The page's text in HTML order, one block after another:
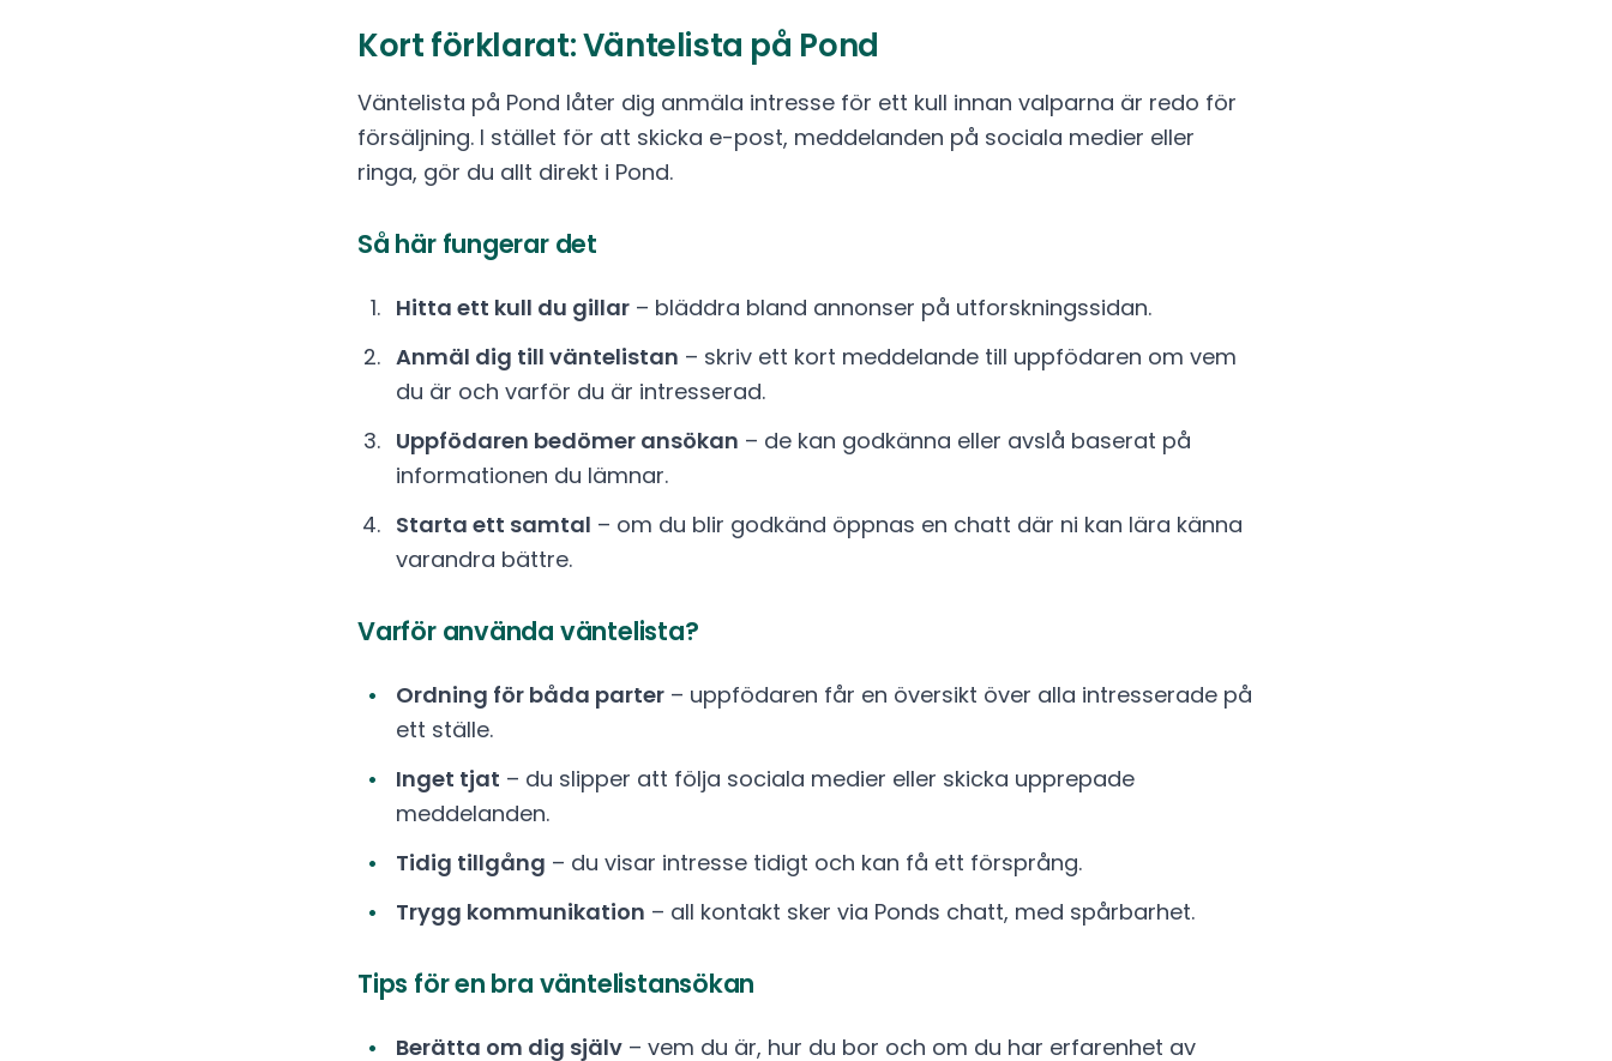
Kort förklarat: Väntelista på Pond
Väntelista på Pond låter dig anmäla intresse för ett kull innan valparna är redo för
försäljning. I stället för att skicka e-post, meddelanden på sociala medier eller
ringa, gör du allt direkt i Pond.
Så här fungerar det
Hitta ett kull du gillar – bläddra bland annonser på utforskningssidan.
Anmäl dig till väntelistan – skriv ett kort meddelande till uppfödaren om vem
du är och varför du är intresserad.
Uppfödaren bedömer ansökan – de kan godkänna eller avslå baserat på
informationen du lämnar.
Starta ett samtal – om du blir godkänd öppnas en chatt där ni kan lära känna
varandra bättre.
Varför använda väntelista?
Ordning för båda parter – uppfödaren får en översikt över alla intresserade på
ett ställe.
Inget tjat – du slipper att följa sociala medier eller skicka upprepade
meddelanden.
Tidig tillgång – du visar intresse tidigt och kan få ett försprång.
Trygg kommunikation – all kontakt sker via Ponds chatt, med spårbarhet.
Tips för en bra väntelistansökan
Berätta om dig själv – vem du är, hur du bor och om du har erfarenhet av